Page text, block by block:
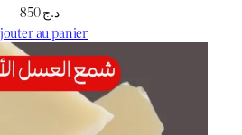
د.ج850
au panier